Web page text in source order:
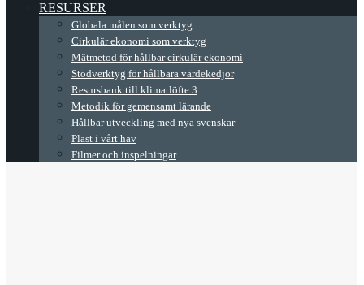
RESURSER
Globala målen som verktyg
Cirkulär ekonomi som verktyg
Mätmetod för hållbar cirkulär ekonomi
Stödverktyg för hållbara värdekedjor
Resursbank till klimatlöfte 3
Metodik för gemensamt lärande
Hållbar utveckling med nya svenskar
Plast i vårt hav
Filmer och inspelningar